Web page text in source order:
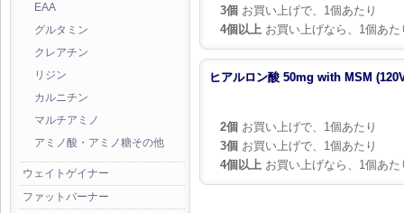
EAA
グルタミン
クレアチン
リジン
カルニチン
マルチアミノ
アミノ酸・アミノ糖その他
ウェイトゲイナー
ファットバーナー
3個 お買い上げで、1個あたり
4個以上 お買い上げなら、1個あた
ヒアルロン酸 50mg with MSM
2個 お買い上げで、1個あたり
3個 お買い上げで、1個あたり
4個以上 お買い上げなら、1個あた